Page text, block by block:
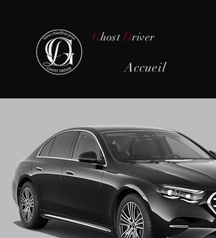
Ghost Driver
Accueil